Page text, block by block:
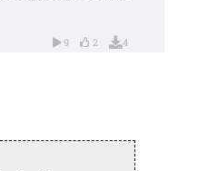
9 2 4